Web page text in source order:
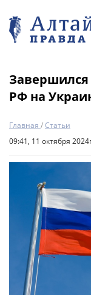
Завершился
РФ на
Главная /Статьи
09:41, 11 октября